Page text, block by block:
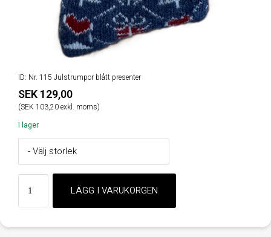
ID: Nr. 115 Julstrumpor blått presenter
SEK 129,00
(SEK 103,20 exkl. moms)
I lager